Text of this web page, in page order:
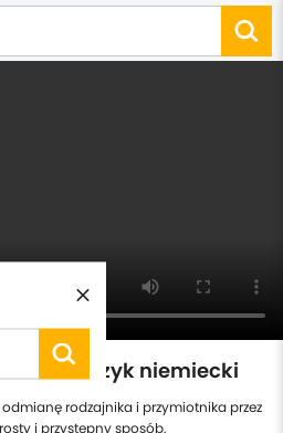
- język niemiecki
rodzajnika i przymiotnika przez
i przystępny sposób.